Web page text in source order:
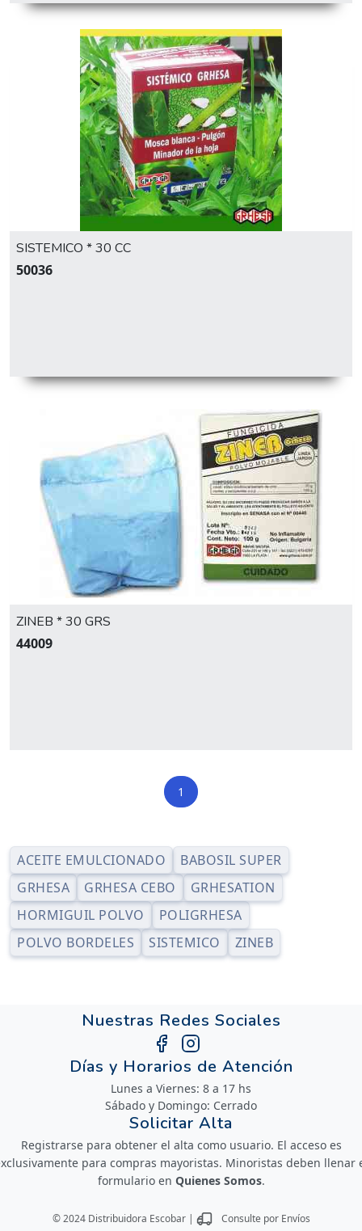
SISTEMICO * 30 CC
50036
ZINEB * 30 GRS
44009
1
ACEITE EMULCIONADO
BABOSIL SUPER
GRHESA
GRHESA CEBO
GRHESATION
HORMIGUIL POLVO
POLIGRHESA
POLVO BORDELES
SISTEMICO ZINEB
Nuestras Redes Sociales
Días y Horarios de Atención
Lunes a Viernes: 8 a 17 hs
Sábado y Domingo: Cerrado
Solicitar Alta
Registrarse para obtener el alta como usuario. El acceso es
para compras mayoristas. Minoristas deben llenar
formulario en Quienes Somos.
© 2024 Distribuidora Escobar | Consulte por Envíos